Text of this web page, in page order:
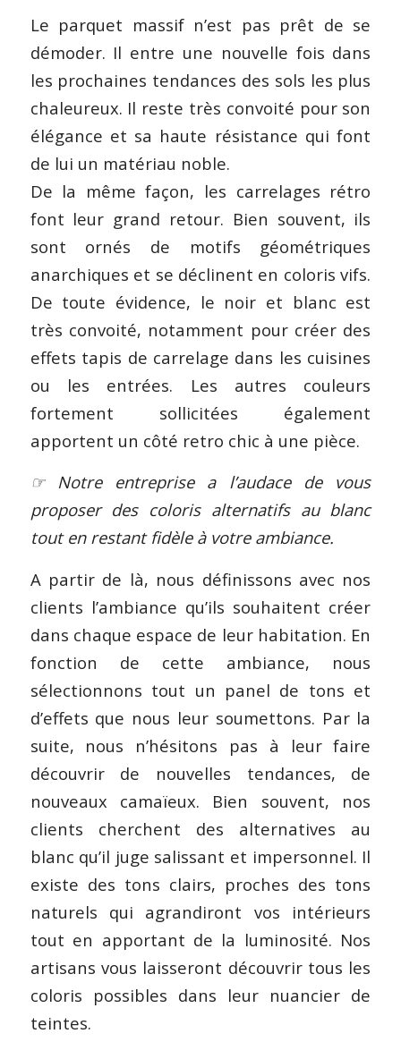
Le parquet massif n’est pas prêt de se
démoder. Il entre une nouvelle fois dans
les prochaines tendances des sols les plus
chaleureux. Il reste très convoité pour son
élégance et sa haute résistance qui font
de lui un matériau noble.
De la même façon, les carrelages rétro
font leur grand retour. Bien souvent, ils
sont ornés de motifs géométriques
anarchiques et se déclinent en coloris vifs.
De toute évidence, le noir et blanc est
très convoité, notamment pour créer des
effets tapis de carrelage dans les cuisines
ou les entrées. Les autres couleurs
fortement sollicitées également
apportent un côté retro chic à une pièce.
☞ Notre entreprise a l’audace de vous
proposer des coloris alternatifs au blanc
tout en restant fidèle à votre ambiance.
A partir de là, nous définissons avec nos
clients l’ambiance qu’ils souhaitent créer
dans chaque espace de leur habitation. En
fonction de cette ambiance, nous
sélectionnons tout un panel de tons et
d’effets que nous leur soumettons. Par la
suite, nous n’hésitons pas à leur faire
découvrir de nouvelles tendances, de
nouveaux camaïeux. Bien souvent, nos
clients cherchent des alternatives au
blanc qu’il juge salissant et impersonnel. Il
existe des tons clairs, proches des tons
naturels qui agrandiront vos intérieurs
tout en apportant de la luminosité. Nos
artisans vous laisseront découvrir tous les
coloris possibles dans leur nuancier de
teintes.